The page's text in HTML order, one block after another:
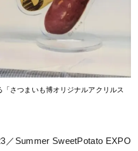
さつまいも博オリジナルアクリルス
／Summer SweetPotato EXPO